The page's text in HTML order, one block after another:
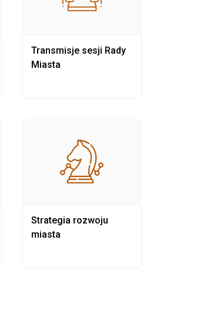
Transmisje sesji Rady
Miasta
Strategia rozwoju
miasta